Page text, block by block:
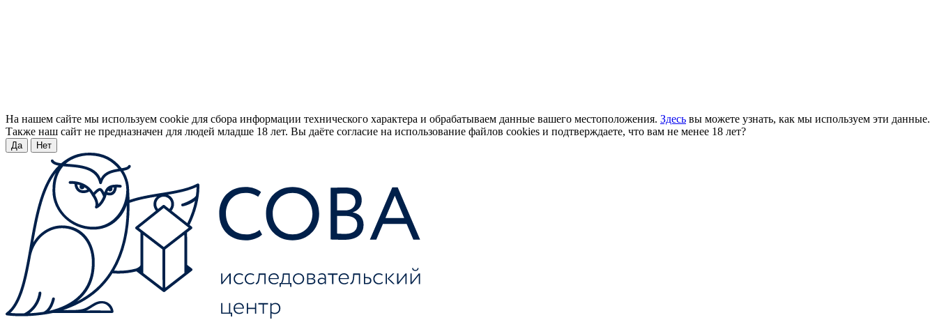
На нашем сайте мы используем cookie для сбора информации технического характера и обрабатываем данные вашего местоположения. Здесь вы можете узнать, как мы используем эти данные.
Также наш сайт не предназначен для людей младше 18 лет. Вы даёте согласие на использование файлов cookies и подтверждаете, что вам не менее 18 лет?
Да Нет